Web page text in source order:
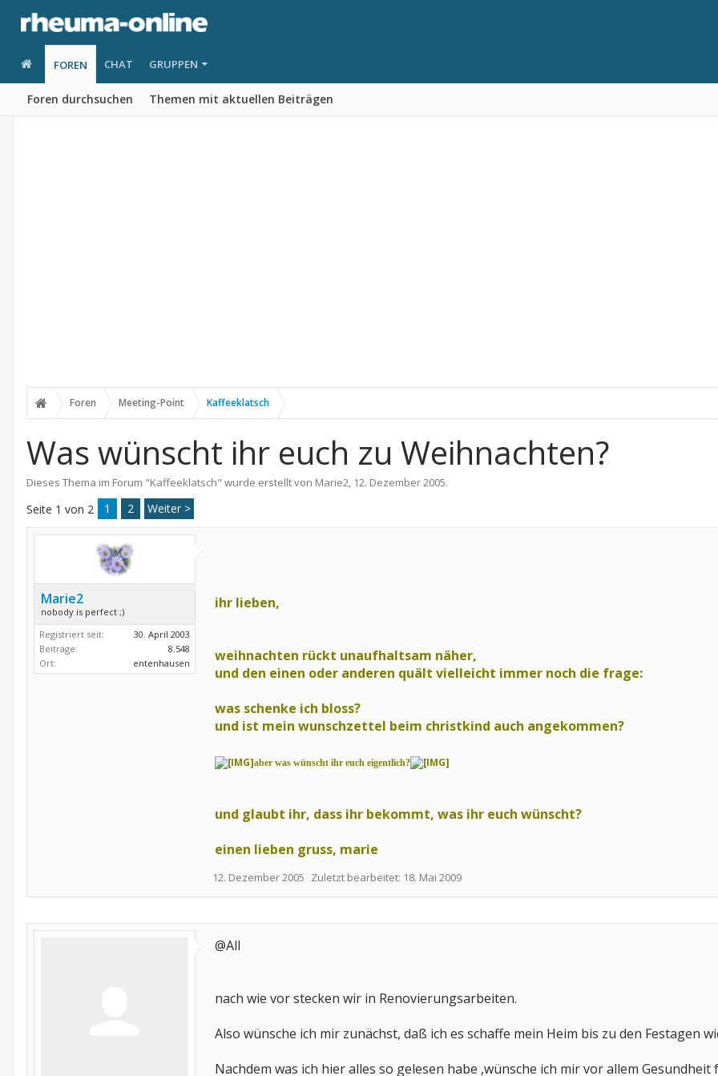
FOREN
Foren durchsuchen Themen mit aktuellen Beiträgen
CHAT GRUPPEN
Foren Meeting-Point Kaffeeklatsch
Was wünscht ihr euch zu Weihnachten?
Dieses Thema im Forum "Kaffeeklatsch" wurde erstellt von Marie2, 12. Dezember 2005.
Seite 1 von 2 1 2 Weiter >
Marie2
nobody is perfect ;)
Registriert seit:
30. April 2003
Beiträge:
8.548
Ort:
entenhausen
ihr lieben,
weihnachten rückt unaufhaltsam näher,
und den einen oder anderen quält vielleicht immer noch die frage:
was schenke ich bloss?
und ist mein wunschzettel beim christkind auch angekommen?
aber was wünscht ihr euch eigentlich?
und glaubt ihr, dass ihr bekommt, was ihr euch wünscht?
einen lieben gruss, marie
12. Dezember 2005 Zuletzt bearbeitet: 18. Mai 2009
@All
nach wie vor stecken wir in Renovierungsarbeiten.
Also wünsche ich mir zunächst, daß ich es schaffe mein Heim bis zu den Festagen
Nachdem was ich hier alles so gelesen habe ,wünsche ich mir vor allem Gesundheit